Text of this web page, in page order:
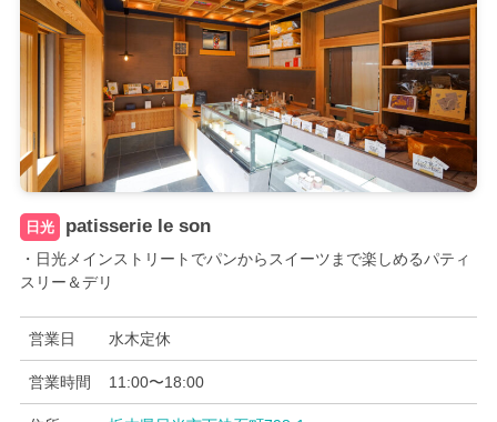
日光 patisserie le son
・日光メインストリートでパンからスイーツまで楽しめるパティ
スリー＆デリ
営業日 水木定休
営業時間 11:00〜18:00